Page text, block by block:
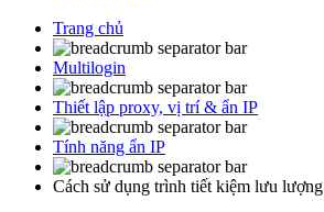
Trang chủ
Multilogin
Thiết lập proxy, vị trí & ẩn IP
Tính năng ẩn IP
Cách sử dụng trình tiết kiệm lưu